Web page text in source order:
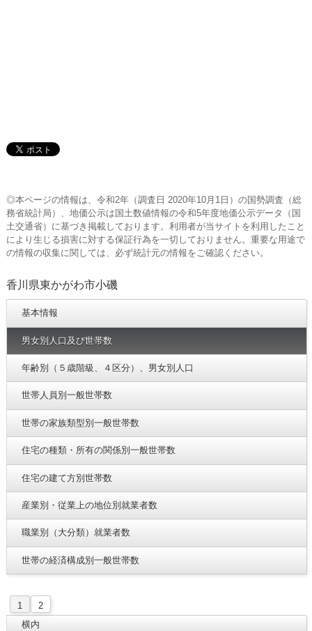
◎本ページの情報は、令和2年（調査日 2020年10月1日）の国勢調査（総
務省統計局）、地価公示は国土数値情報の令和5年度地価公示データ（国
土交通省）に基づき掲載しております。利用者が当サイトを利用したこと
により生じる損害に対する保証行為を一切しておりません。重要な用途で
の情報の収集に関しては、必ず統計元の情報をご確認ください。
香川県東かがわ市小磯
基本情報
男女別人口及び世帯数
年齢別（５歳階級、４区分）、男女別人口
世帯人員別一般世帯数
世帯の家族類型別一般世帯数
住宅の種類・所有の関係別一般世帯数
住宅の建て方別世帯数
産業別・従業上の地位別就業者数
職業別（大分類）就業者数
世帯の経済構成別一般世帯数
1
2
横内